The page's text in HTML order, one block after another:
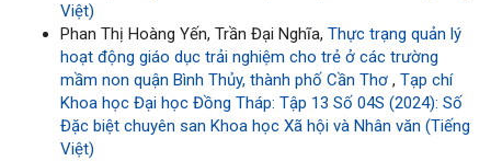
Việt)
Phan Thị Hoàng Yến, Trần Đại Nghĩa, Thực trạng quản lý
hoạt động giáo dục trải nghiệm cho trẻ ở các trường
mầm non quận Bình Thủy, thành phố Cần Thơ , Tạp chí
Khoa học Đại học Đồng Tháp: Tập 13 Số 04S (2024): Số
Đặc biệt chuyên san Khoa học Xã hội và Nhân văn (Tiếng
Việt)